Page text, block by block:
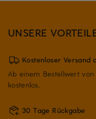
UNSERE
Kostenloser Versand
Ab einem Bestellwert
kostenlos.
30 Tage Rückgabe